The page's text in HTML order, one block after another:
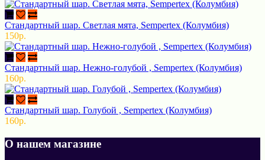
Стандартный шар. Светлая мята, Sempertex (Колумбия)
150р.
Стандартный шар. Нежно-голубой , Sempertex (Колумбия)
160р.
Стандартный шар. Голубой , Sempertex (Колумбия)
160р.
О нашем магазине